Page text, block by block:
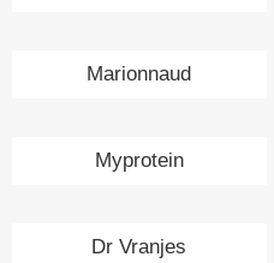
Marionnaud
Myprotein
Dr Vranjes